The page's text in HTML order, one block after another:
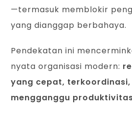
—termasuk memblokir
yang dianggap berbahaya.
Pendekatan ini
nyata organisasi modern:
yang cepat,
mengganggu